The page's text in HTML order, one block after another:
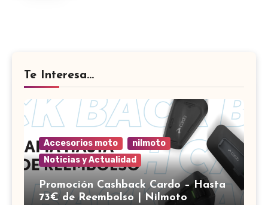
Te Interesa...
Accesorios moto
nilmoto
Noticias y Actualidad
Promoción Cashback Cardo – Hasta
73€ de Reembolso | Nilmoto